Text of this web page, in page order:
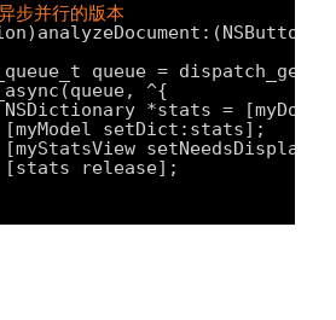
步并行的版本
queue =
^{
NSDictionary *stats = [myDoc
[myModel setDict:stats];
[myStatsView
[stats release];